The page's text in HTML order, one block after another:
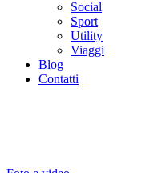
Social
Sport
Utility
Viaggi
Blog
Contatti